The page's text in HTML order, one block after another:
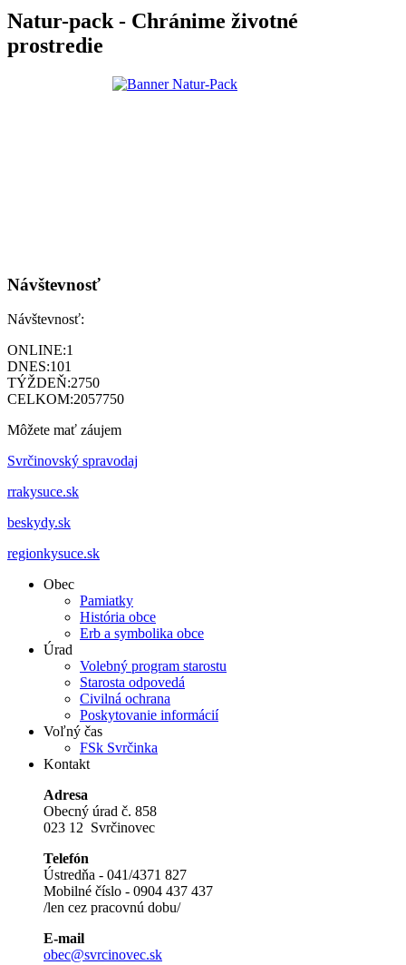
Natur-pack - Chránime životné
prostredie
Návštevnosť
Návštevnosť:
ONLINE:1
DNES:101
TÝŽDEŇ:2750
CELKOM:2057750
Môžete mať záujem
Svrčinovský spravodaj
rrakysuce.sk
beskydy.sk
regionkysuce.sk
Obec
Pamiatky
História obce
Erb a symbolika obce
Úrad
Volebný program starostu
Starosta odpovedá
Civilná ochrana
Poskytovanie informácií
Voľný čas
FSk Svrčinka
Kontakt
Adresa
Obecný úrad č. 858
023 12 Svrčinovec
Telefón
Ústredňa - 041/4371 827
Mobilné číslo - 0904 437 437
/len cez pracovnú dobu/
E-mail
obec@svrcinovec.sk